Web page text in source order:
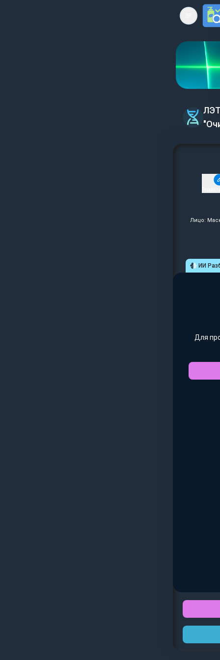
Open
Лицо:
ИИ
Для